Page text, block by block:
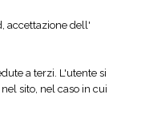
accettazione dell'
a terzi. L'utente si
sito, nel caso in cui